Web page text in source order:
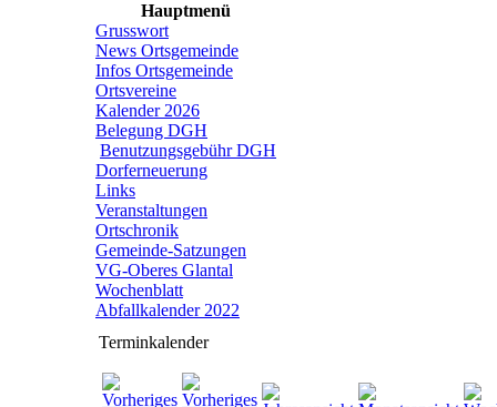
Hauptmenü
Grusswort
News Ortsgemeinde
Infos Ortsgemeinde
Ortsvereine
Kalender 2026
Belegung DGH
Benutzungsgebühr DGH
Dorferneuerung
Links
Veranstaltungen
Ortschronik
Gemeinde-Satzungen
VG-Oberes Glantal
Wochenblatt
Abfallkalender 2022
Terminkalender